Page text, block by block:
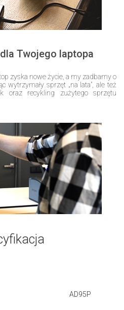
Twojego laptopa
zyska nowe życie, a my zadbamy o
wytrzymały sprzęt „na lata”, ale też
oraz recykling zużytego sprzętu
AD95P